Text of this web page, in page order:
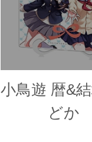
小鳥遊 暦&
どか